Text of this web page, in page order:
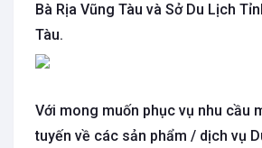
Bà Rịa Vũng Tàu và Sở Du Lịch
Tàu.
Với mong muốn phục vụ nhu cầu
tuyến về các sản phẩm / dịch vụ